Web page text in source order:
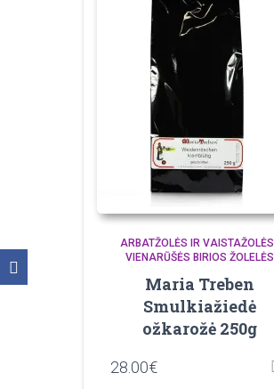
ARBATŽOLĖS IR VAISTAŽOLĖS
VIENARŪŠĖS BIRIOS ŽOLELĖS
Maria Treben
Smulkiažiedė
ožkarožė 250g
28.00€